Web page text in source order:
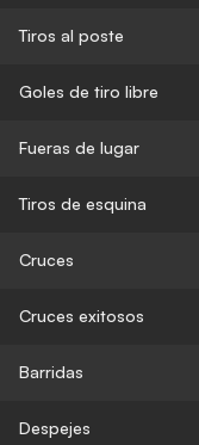
Tiros al poste
Goles de tiro libre
Fueras de lugar
Tiros de esquina
Cruces
Cruces exitosos
Barridas
Despejes